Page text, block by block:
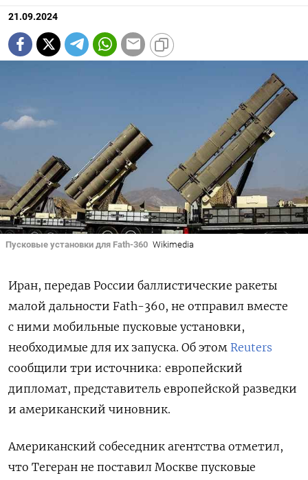
21.09.2024
Пусковые установки для Fath-360 Wikimedia
Иран, передав России баллистические ракеты
малой дальности Fath-360, не отправил вместе
с ними мобильные пусковые установки,
необходимые для их запуска. Об этом Reuters
сообщили три источника: европейский
дипломат, представитель европейской разведки
и американский чиновник.
Американский собеседник агентства отметил,
что Тегеран не поставил Москве пусковые